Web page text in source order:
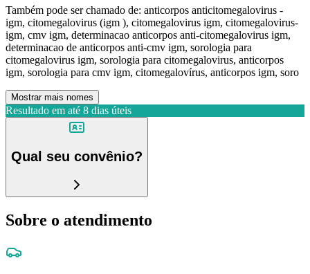
Também pode ser chamado de: anticorpos anticitomegalovirus -
igm, citomegalovirus (igm ), citomegalovirus igm, citomegalovirus-
igm, cmv igm, determinacao anticorpos anti-citomegalovirus igm,
determinacao de anticorpos anti-cmv igm, sorologia para
citomegalovirus igm, sorologia para citomegalovirus, anticorpos
igm, sorologia para cmv igm, citomegalovírus, anticorpos igm, soro
Mostrar mais nomes
Resultado em até 8 dias úteis
Qual seu convênio?
Sobre o atendimento